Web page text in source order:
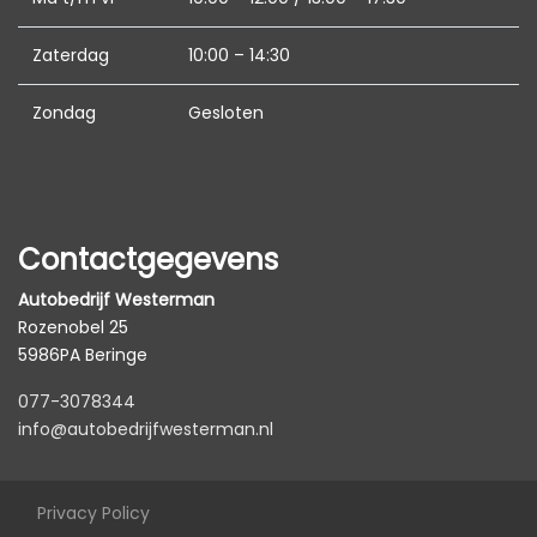
Passagiersairbag
Airco automatisch
Bestuurdersstoel in hoogte verstelbaar
Cruise control adaptief
Electronic climate control
Elektrische ramen voor en achter
Lederen bekleding
Lederen/stof bekleding
Zaterdag 10:00 – 14:30
Zondag Gesloten
Contactgegevens
Autobedrijf Westerman
Rozenobel 25
5986PA Beringe
077-3078344
info@autobedrijfwesterman.nl
Privacy Policy